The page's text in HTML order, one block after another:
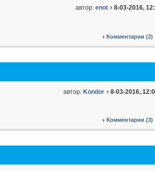
автор: enot 8-03-2016,
Комментарии (2)
автор: Kondor 8-03-2016,
Комментарии (3)